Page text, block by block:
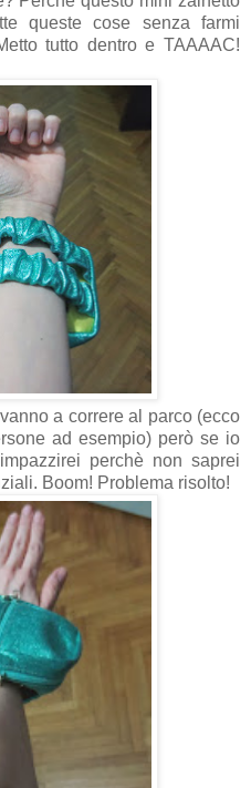
queste cose senza farmi
tutto dentro e TAAAAC!
a correre al parco (ecco
ad esempio) però se io
perchè non saprei
Boom! Problema risolto!